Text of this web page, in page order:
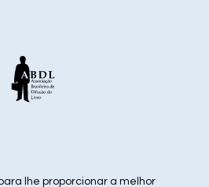
redes sociais
lhe proporcionar a melhor